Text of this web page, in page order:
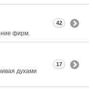
фирм.
42
духами
17